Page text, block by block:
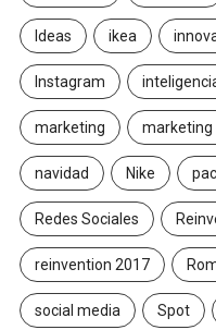
Ideas ikea
Instagram
marketing marketing
navidad Nike
Redes Sociales
reinvention 2017
social media Spot